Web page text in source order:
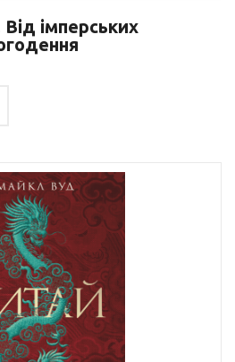
імперських